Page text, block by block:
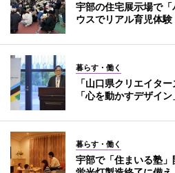
宇部の住宅展示場で
ウスでリアル育児体験
暮らす・働く
「山口県クリエイタ
「心を動かすデザイ
暮らす・働く
宇部で「住まいる塾